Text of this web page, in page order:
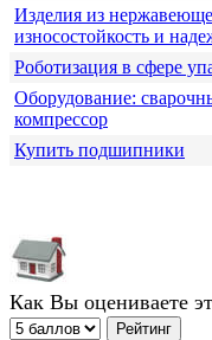
Изделия из
износостойкость и
Роботизация в сфере
Оборудование:
компрессор
Купить подшипники
Как Вы оцениваете